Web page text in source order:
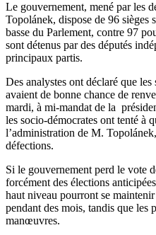
Le gouvernement, mené par les
Topolánek, dispose de 96 sièges
basse du Parlement, contre 97
sont détenus par des députés
principaux partis.
Des analystes ont déclaré que
avaient de bonne chance de
mardi, à mi-mandat de la
les socio-démocrates ont tenté à
l’administration de M.
défections.
Si le gouvernement perd le vote
forcément des élections
haut niveau pourront se
pendant des mois, tandis que les
manœuvres.